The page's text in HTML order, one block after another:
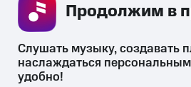
СКАЧАТЬ
Слушать музыку, создавать
наслаждаться
удобно!